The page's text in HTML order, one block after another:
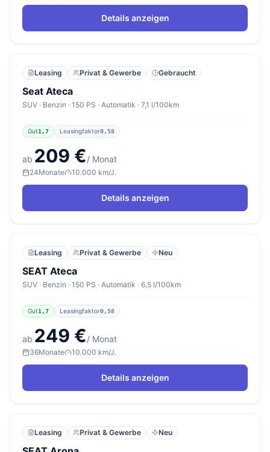
Details anzeigen
Leasing Privat & Gewerbe Gebraucht
Seat Ateca
SUV · Benzin · 150 PS · Automatik · 7,1 l/100km
Gut1,7 Leasingfaktor0,58
ab 209 €/ Monat
24Monate 10.000 km/J.
Details anzeigen
Leasing Privat & Gewerbe Neu
SEAT Ateca
SUV · Benzin · 150 PS · Automatik · 6,5 l/100km
Gut1,7 Leasingfaktor0,58
ab 249 €/ Monat
36Monate 10.000 km/J.
Details anzeigen
Leasing Privat & Gewerbe Neu